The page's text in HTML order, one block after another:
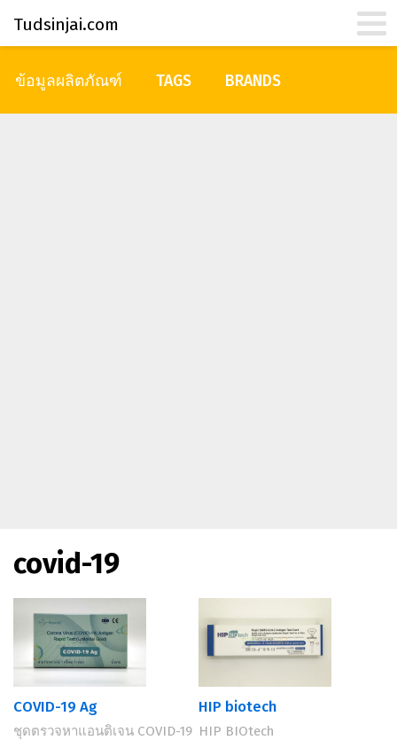
Tudsinjai.com
ข้อมูลผลิตภัณฑ์ TAGS BRANDS
covid-19
COVID-19 Ag
ชุดตรวจหาแอนติเจน COVID-19
HIP biotech
HIP BIOtech